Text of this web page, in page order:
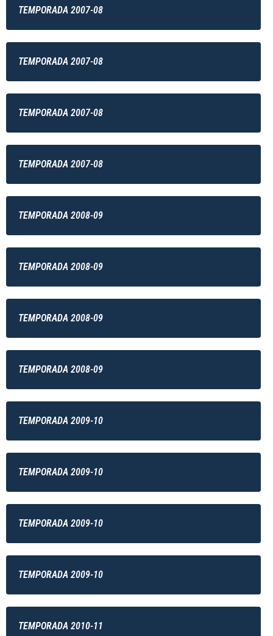
TEMPORADA 2007-08
TEMPORADA 2007-08
TEMPORADA 2007-08
TEMPORADA 2007-08
TEMPORADA 2008-09
TEMPORADA 2008-09
TEMPORADA 2008-09
TEMPORADA 2008-09
TEMPORADA 2009-10
TEMPORADA 2009-10
TEMPORADA 2009-10
TEMPORADA 2009-10
TEMPORADA 2010-11